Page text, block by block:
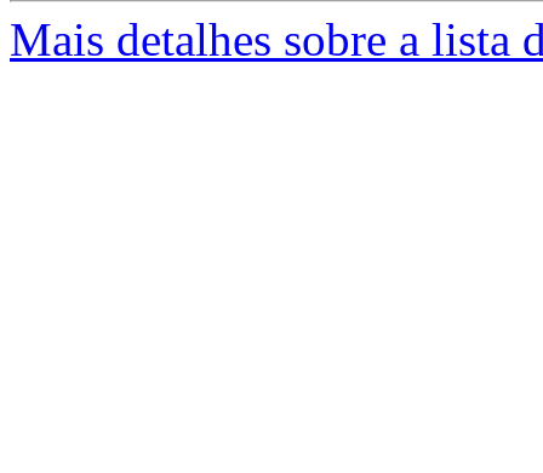
Mais detalhes sobre a lista